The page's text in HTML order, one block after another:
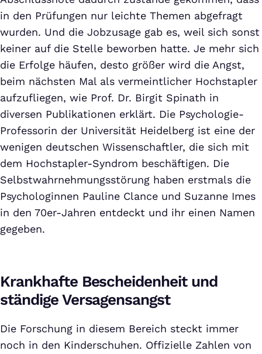
in den Prüfungen nur leichte Themen abgefragt
wurden. Und die Jobzusage gab es, weil sich sonst
keiner auf die Stelle beworben hatte. Je mehr sich
die Erfolge häufen, desto größer wird die Angst,
beim nächsten Mal als vermeintlicher Hochstapler
aufzufliegen, wie Prof. Dr. Birgit Spinath in
diversen Publikationen erklärt. Die Psychologie-
Professorin der Universität Heidelberg ist eine der
wenigen deutschen Wissenschaftler, die sich mit
dem Hochstapler-Syndrom beschäftigen. Die
Selbstwahrnehmungsstörung haben erstmals die
Psychologinnen Pauline Clance und Suzanne Imes
in den 70er-Jahren entdeckt und ihr einen Namen
gegeben.
Krankhafte Bescheidenheit und
ständige Versagensangst
Die Forschung in diesem Bereich steckt immer
noch in den Kinderschuhen. Offizielle Zahlen von